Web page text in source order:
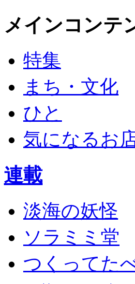
メインコンテ
特集
まち・文化
ひと
気になるお
連載
淡海の妖怪
ソラミミ堂
つくってた